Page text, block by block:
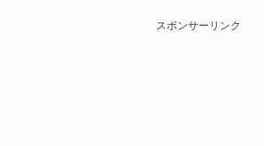
スポンサーリンク